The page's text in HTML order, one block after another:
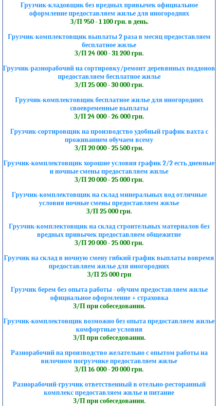
Грузчик-кладовщик без вредных привычек официальное
оформление предоставляем жилье для иногородних
З/П 950 - 1 100 грн. в день.
Грузчик-комплектовщик выплаты 2 раза в месяц предоставляем
бесплатное жилье
З/П 24 000 - 31 200 грн.
Грузчик-разнорабочий на сортировку/ремонт деревянных поддонов
предоставляем бесплатное жилье
З/П 25 000 - 30 000 грн.
Грузчик-комплектовщик бесплатное жилье для иногородних
своевременные выплаты
З/П 24 000 - 26 000 грн.
Грузчик-сортировщик на производство удобный график вахта с
проживанием обучаем всему
З/П 20 000 - 25 500 грн.
Грузчик-комплектовщик хорошие условия график 2/2 есть дневные
и ночные смены предоставляем жилье
З/П 20 000 - 25 000 грн.
Грузчик-комплектовщик на склад минеральных вод отличные
условия ночные смены предоставляем жилье
З/П 25 000 грн.
Грузчик-комплектовщик на склад строительных материалов без
вредных привычек предоставляем общежитие
З/П 20 000 - 25 000 грн.
Грузчик на склад в ночную смену гибкий график выплаты вовремя
предоставляем жилье для иногородних
З/П 25 000 грн
Грузчик берем без опыта работы - обучим предоставляем жилье
официальное оформление + страховка
З/П при собеседовании.
Грузчик-комплектовщик возможно без опыта предоставляем жилье
комфортные условия
З/П при собеседовании.
Разнорабочий на производство желательно с опытом работы на
вилочном погрузчике предоставляем жилье
З/П 16 000 - 20 000 грн.
Разнорабочий-грузчик ответственный в отельно-ресторанный
комплекс предоставляем жилье и питание
З/П при собеседовании.